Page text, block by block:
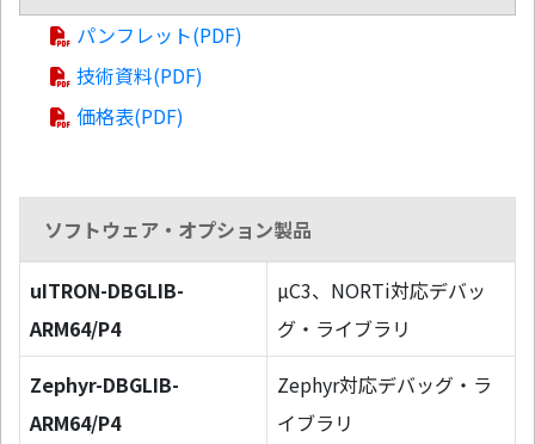
パンフレット(PDF)
技術資料(PDF)
価格表(PDF)
ソフトウェア・オプション製品
uITRON-DBGLIB-
ARM64/P4
µC3、NORTi対応デバッ
グ・ライブラリ
Zephyr-DBGLIB-
ARM64/P4
Zephyr対応デバッグ・ラ
イブラリ